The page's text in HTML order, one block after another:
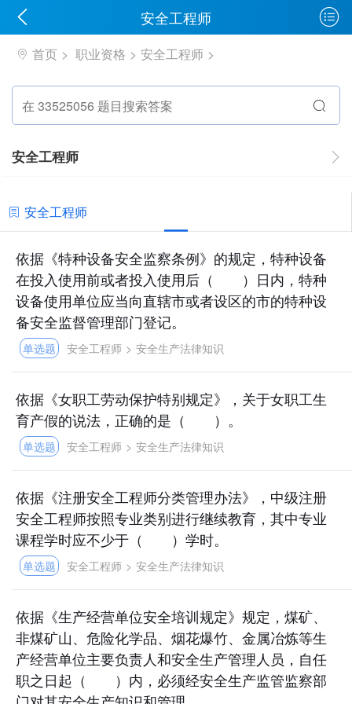
安全工程师
首页 职业资格 安全工程师
安全工程师
安全工程师
依据《特种设备安全监察条例》的规定，特种设备
在投入使用前或者投入使用后（ ）日内，特种
设备使用单位应当向直辖市或者设区的市的特种设
备安全监督管理部门登记。
单选题 安全工程师 > 安全生产法律知识
依据《女职工劳动保护特别规定》，关于女职工生
育产假的说法，正确的是（ ）。
单选题 安全工程师 > 安全生产法律知识
依据《注册安全工程师分类管理办法》，中级注册
安全工程师按照专业类别进行继续教育，其中专业
课程学时应不少于（ ）学时。
单选题 安全工程师 > 安全生产法律知识
依据《生产经营单位安全培训规定》规定，煤矿、
非煤矿山、危险化学品、烟花爆竹、金属冶炼等生
产经营单位主要负责人和安全生产管理人员，自任
职之日起（ ）内，必须经安全生产监管监察部